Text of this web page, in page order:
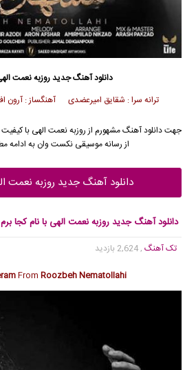
دانلود آهنگ جدیدروزبه نعمت
ترانه سرا : شقایق امیرعضدی آهنگساز : آرون
جهت دانلود آهنگ مشهورم از روزبه نعمت الهی
از رسانه موسیقی نکست وان به ادامه
دانلود آهنگ جدید روزبه نعمت
دانلود آهنگ جدید روزبه نعمت الهی با نام کجا برم
تک آهنگ , 2,624 بازدید
From Roozbeh Nematollahi